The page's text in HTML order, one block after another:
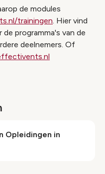
de modules
trainingen. Hier vind
programma's van de
deelnemers. Of
Opleidingen in